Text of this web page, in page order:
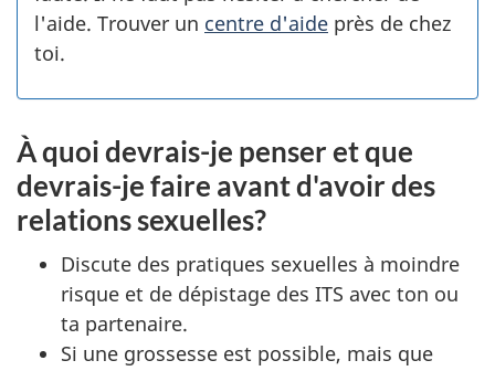
l'aide. Trouver un centre d'aide près de chez
toi.
À quoi devrais-je penser et que
devrais-je faire avant d'avoir des
relations sexuelles?
Discute des pratiques sexuelles à moindre
risque et de dépistage des ITS avec ton ou
ta partenaire.
Si une grossesse est possible, mais que